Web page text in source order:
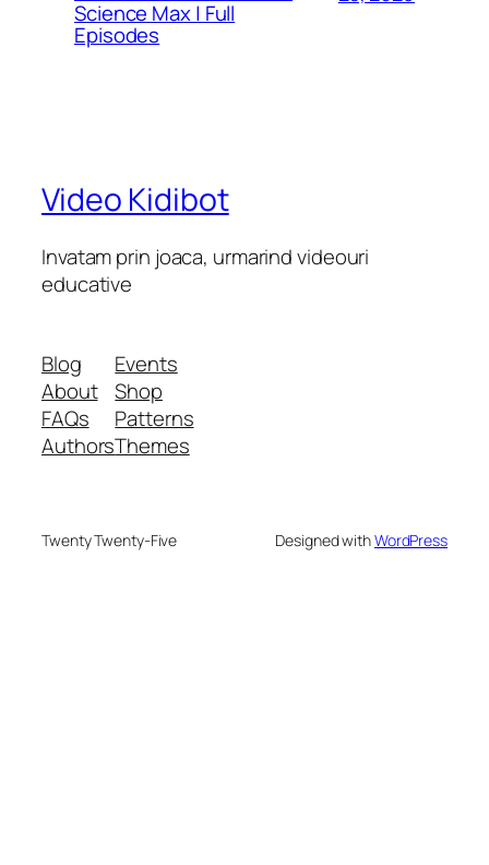
Science Max | Full
Episodes
Video Kidibot
Invatam prin joaca, urmarind videouri
educative
Blog
About
FAQs
Authors
Events
Shop
Patterns
Themes
Twenty Twenty-Five Designed withWordPress